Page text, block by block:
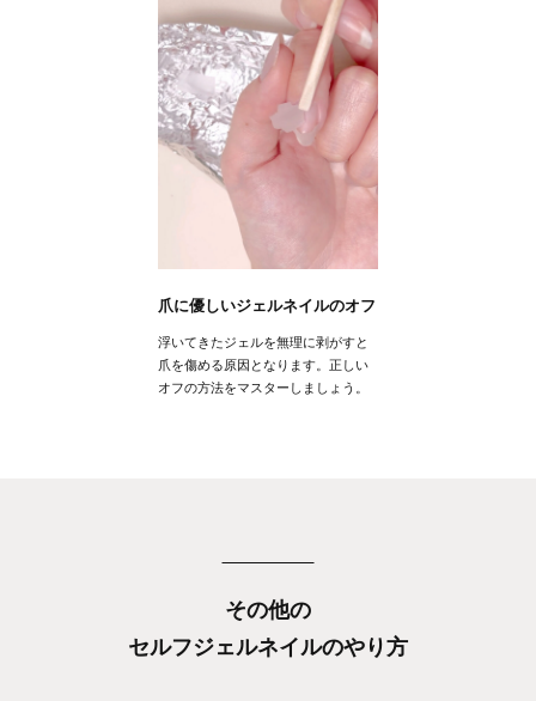
爪に優しいジェルネイルのオフ
浮いてきたジェルを無理に剥がすと
爪を傷める原因となります。正しい
オフの方法をマスターしましょう。
その他の
セルフジェルネイルのやり方